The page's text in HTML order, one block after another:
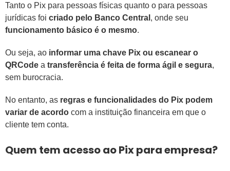
Tanto o Pix para pessoas físicas quanto o para pessoas
jurídicas foi criado pelo Banco Central , onde seu
funcionamento básico é o mesmo.
Ou seja, ao informar uma chave Pix ou escanear o
QRCode a transferência é feita de forma ágil e segura,
sem burocracia.
No entanto, as regras e funcionalidades do Pix podem
variar de acordo com a instituição financeira em que o
cliente tem conta.
Quem tem acesso ao Pix para empresa?